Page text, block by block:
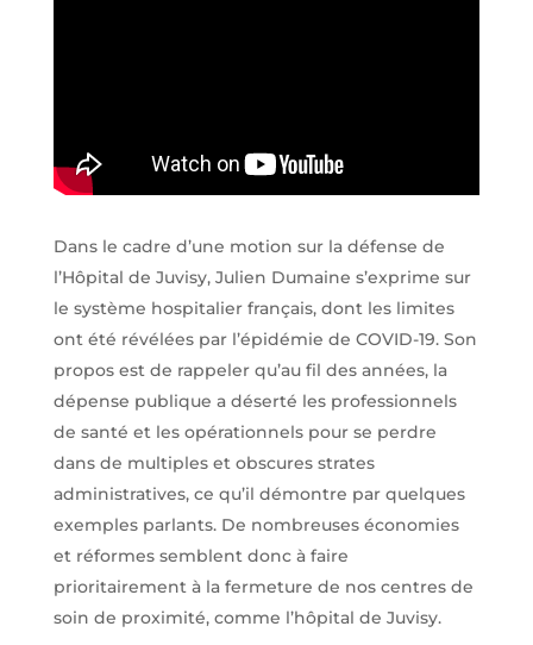
Dans le cadre d’une motion sur la défense de
l’Hôpital de Juvisy, Julien Dumaine s’exprime sur
le système hospitalier français, dont les limites
ont été révélées par l’épidémie de COVID-19. Son
propos est de rappeler qu’au fil des années, la
dépense publique a déserté les professionnels
de santé et les opérationnels pour se perdre
dans de multiples et obscures strates
administratives, ce qu’il démontre par quelques
exemples parlants. De nombreuses économies
et réformes semblent donc à faire
prioritairement à la fermeture de nos centres de
soin de proximité, comme l’hôpital de Juvisy.